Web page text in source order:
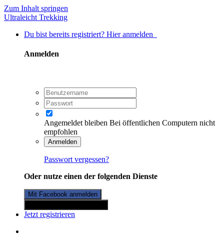
Zum Inhalt springen
Ultraleicht Trekking
Du bist bereits registriert? Hier anmelden
Anmelden
Angemeldet bleiben Bei öffentlichen Computern nicht
empfohlen
Anmelden
Passwort vergessen?
Oder nutze einen der folgenden Dienste
Mit Facebook anmelden
Jetzt registrieren